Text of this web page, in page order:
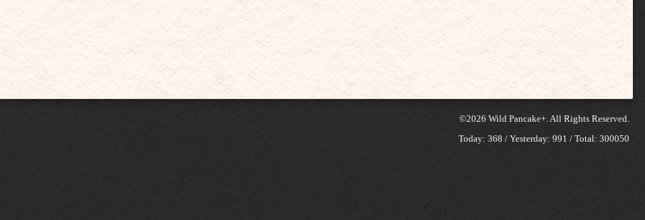
©2026 Wild Pancake+. All Rights Reserved.
Today: 368 / Yesterday: 991 / Total: 300050